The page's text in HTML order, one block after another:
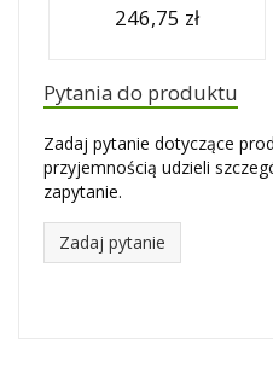
246,75 zł
Pytania do produktu
Zadaj pytanie dotyczące
przyjemnością udzieli
zapytanie.
Zadaj pytanie